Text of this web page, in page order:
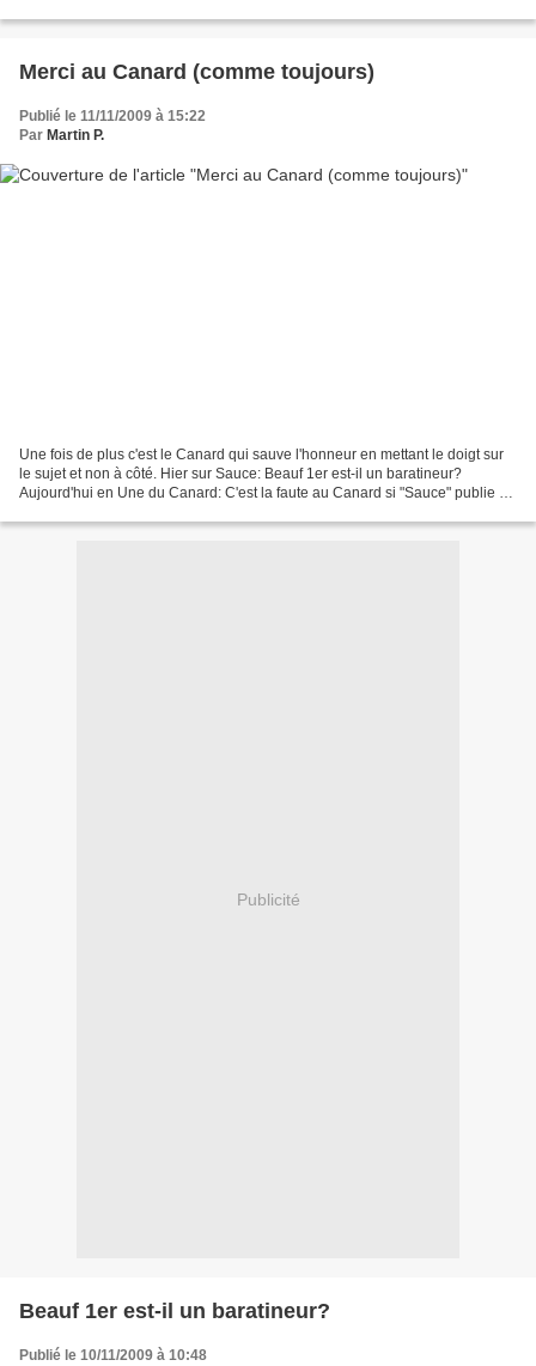
Merci au Canard (comme toujours)
Publié le 11/11/2009 à 15:22
Par Martin P.
Une fois de plus c'est le Canard qui sauve l'honneur en mettant le doigt sur
le sujet et non à côté. Hier sur Sauce: Beauf 1er est-il un baratineur?
Aujourd'hui en Une du Canard: C'est la faute au Canard si "Sauce" publie si
Publicité
Beauf 1er est-il un baratineur?
Publié le 10/11/2009 à 10:48